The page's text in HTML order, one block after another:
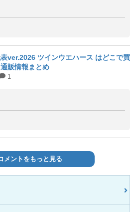
ver.2026 ツインウエハース はどこで買
販情報まとめ
1
メントをもっと見る